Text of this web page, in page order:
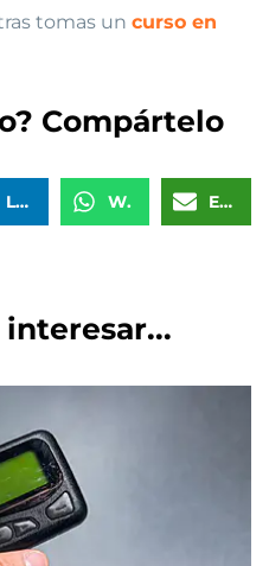
tomas un curso en
Compártelo
LinkedIn WhatsApp Email